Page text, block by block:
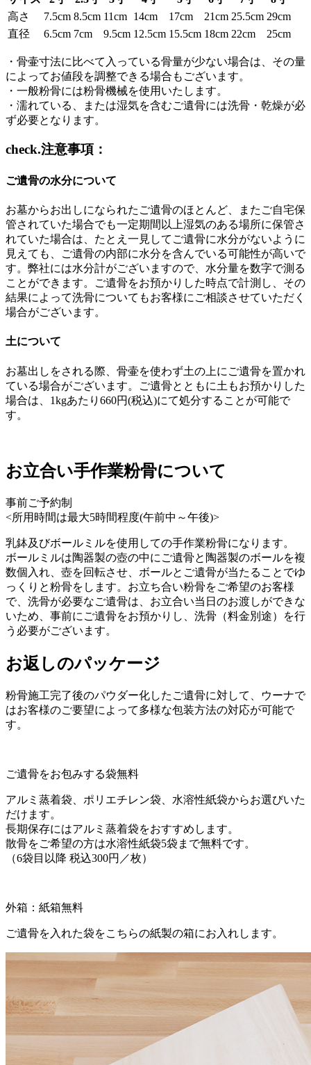
高さ
7.5cm 8.5cm 11cm 14cm 17cm 21cm 25.5cm 29cm
直径
6.5cm 7cm 9.5cm 12.5cm 15.5cm 18cm 22cm 25cm
・骨壷寸法に比べて入っている骨量が少ない場合は、その量
によってお値段を調整できる場合もございます。
・一般粉骨には粉骨機械を使用いたします。
・濡れている、または湿気を含むご遺骨には洗骨・乾燥が必
ず必要となります。
check.注意事項：
ご遺骨の水分について
お墓からお出しになられたご遺骨のほとんど、またご自宅保
管されていた場合でも一定期間以上湿気のある場所に保管さ
れていた場合は、たとえ一見してご遺骨に水分がないように
見えても、ご遺骨の内部に水分を含んでいる可能性が高いで
す。弊社には水分計がございますので、水分量を数字で測る
ことができます。ご遺骨をお預かりした時点で計測し、その
結果によって洗骨についてもお客様にご相談させていただく
場合がございます。
土について
お墓出しをされる際、骨壷を使わず土の上にご遺骨を置かれ
ている場合がございます。ご遺骨とともに土もお預かりした
場合は、1kgあたり660円(税込)にて処分することが可能で
す。
お立合い手作業粉骨について
事前ご予約制
<所用時間は最大5時間程度(午前中～午後)>
乳鉢及びボールミルを使用しての手作業粉骨になります。
ボールミルは陶器製の壺の中にご遺骨と陶器製のボールを複
数個入れ、壺を回転させ、ボールとご遺骨が当たることでゆ
っくりと粉骨をします。お立ち合い粉骨をご希望のお客様
で、洗骨が必要なご遺骨は、お立合い当日のお渡しができな
いため、事前にご遺骨をお預かりし、洗骨（料金別途）を行
う必要がございます。
お返しのパッケージ
粉骨施工完了後のパウダー化したご遺骨に対して、ウーナで
はお客様のご要望によって多様な包装方法の対応が可能で
す。
ご遺骨をお包みする袋無料
アルミ蒸着袋、ポリエチレン袋、水溶性紙袋からお選びいた
だけます。
長期保存にはアルミ蒸着袋をおすすめします。
散骨をご希望の方は水溶性紙袋5袋まで無料です。
（6袋目以降 税込300円／枚）
外箱：紙箱無料
ご遺骨を入れた袋をこちらの紙製の箱にお入れします。